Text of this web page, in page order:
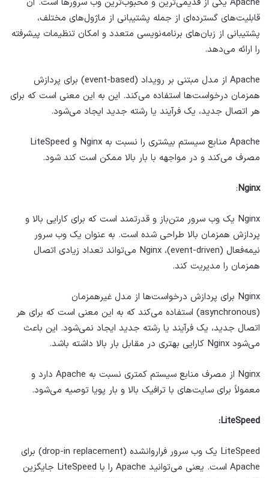
قابلیت‌های گسترده‌ای از جمله پشتیبانی از ماژول‌های مختلف،
پشتیبانی از زبان‌های برنامه‌نویسی متعدد و امکان تنظیمات پیشرفته
را ارائه می‌دهد.
Apache از مدل مبتنی بر رویداد (event-based) برای پردازش
همزمان درخواست‌ها استفاده می‌کند. این به این معنی است که برای
هر اتصال جدید، یک فرآیند یا رشته جدید ایجاد می‌شود.
Apache منابع سیستم بیشتری را نسبت به Nginx و LiteSpeed
مصرف می‌کند و در مواجهه با بار بالا ممکن است کند شود.
Nginx
:
Nginx یک وب سرور متن‌باز و قدرتمند است که برای کارایی بالا و
پردازش همزمان بالا طراحی شده است. به عنوان یک وب سرور
نیمه‌فعال (event-driven)، Nginx می‌تواند تعداد زیادی اتصال
همزمان را مدیریت کند.
Nginx برای پردازش درخواست‌ها از مدل غیرهمزمان
(asynchronous) استفاده می‌کند که به این معنی است که برای هر
اتصال جدید، یک فرآیند یا رشته جدید ایجاد نمی‌شود. این باعث
می‌شود Nginx کارایی بهتری در مقابل بار بالا داشته باشد.
Nginx از مصرف منابع سیستم کمتری نسبت به Apache دارد و
معمولاً برای سایت‌های با ترافیک بالا و بار پویا توصیه می‌شود.
LiteSpeed:
LiteSpeed یک وب سرور فراروانشده (drop-in replacement) برای
Apache است. یعنی می‌توانید Apache را با LiteSpeed جایگزین